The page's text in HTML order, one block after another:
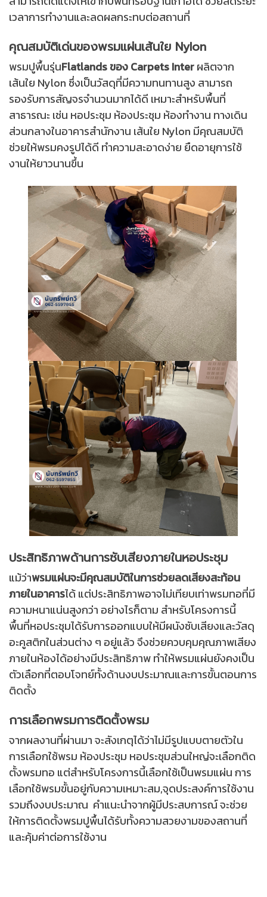
เวลาการทำงานและลดผลกระทบต่อสถานที่
คุณสมบัติเด่นของพรมแผ่นเส้นใย Nylon
พรมปูพื้นรุ่นFlatlands ของ Carpets Interผลิตจาก
เส้นใย Nylon ซึ่งเป็นวัสดุที่มีความทนทานสูง สามารถ
รองรับการสัญจรจำนวนมากได้ดี เหมาะสำหรับพื้นที่
สาธารณะ เช่น หอประชุม ห้องประชุม ห้องทำงาน ทางเดิน
ส่วนกลางในอาคารสำนักงาน เส้นใย Nylon มีคุณสมบัติ
ช่วยให้พรมคงรูปได้ดี ทำความสะอาดง่าย ยืดอายุการใช้
งานให้ยาวนานขึ้น
ประสิทธิภาพด้านการซับเสียงภายในหอประชุม
แม้ว่าพรมแผ่นจะมีคุณสมบัติในการช่วยลดเสียงสะท้อน
ภายในอาคารได้ แต่ประสิทธิภาพอาจไม่เทียบเท่าพรมทอที่มี
ความหนาแน่นสูงกว่า อย่างไรก็ตาม สำหรับโครงการนี้
พื้นที่หอประชุมได้รับการออกแบบให้มีผนังซับเสียงและวัสดุ
อะคูสติกในส่วนต่าง ๆ อยู่แล้ว จึงช่วยควบคุมคุณภาพเสียง
ภายในห้องได้อย่างมีประสิทธิภาพ ทำให้พรมแผ่นยังคงเป็น
ตัวเลือกที่ตอบโจทย์ทั้งด้านงบประมาณและการขั้นตอนการ
ติดตั้ง
การเลือกพรมการติดตั้งพรม
จากผลงานที่ผ่านมา จะสังเกตุได้ว่าไม่มีรูปแบบตายตัวใน
การเลือกใช้พรม ห้องประชุม หอประชุมส่วนใหญ่จะเลือกติด
ตั้งพรมทอ แต่สำหรับโครงการนี้เลือกใช้เป็นพรมแผ่น การ
เลือกใช้พรมขั้นอยู่กับความเหมาะสม,จุดประสงค์การใช้งาน
รวมถึงงบประมาณ คำแนะนำจากผู้มีประสบการณ์ จะช่วย
ให้การติดตั้งพรมปูพื้นได้รับทั้งความสวยงามของสถานที่
และคุ้มค่าต่อการใช้งาน